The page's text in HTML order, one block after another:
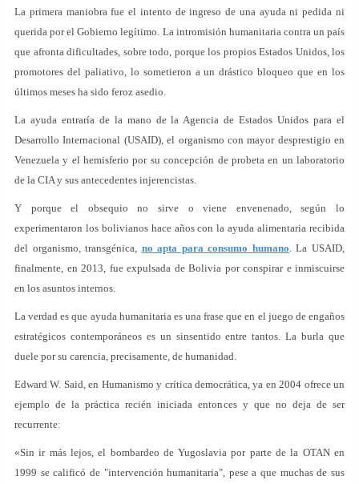
La primera maniobra fue el intento de ingreso de una ayuda ni pedida ni
querida por el Gobierno legítimo. La intromisión humanitaria contra un país
que afronta dificultades, sobre todo, porque los propios Estados Unidos, los
promotores del paliativo, lo sometieron a un drástico bloqueo que en los
últimos meses ha sido feroz asedio.
La ayuda entraría de la mano de la Agencia de Estados Unidos para el
Desarrollo Internacional (USAID), el organismo con mayor desprestigio en
Venezuela y el hemisferio por su concepción de probeta en un laboratorio
de la CIA y sus antecedentes injerencistas.
Y porque el obsequio no sirve o viene envenenado, según lo
experimentaron los bolivianos hace años con la ayuda alimentaria recibida
del organismo, transgénica, no apta para consumo humano. La USAID,
finalmente, en 2013, fue expulsada de Bolivia por conspirar e inmiscuirse
en los asuntos internos.
La verdad es que ayuda humanitaria es una frase que en el juego de engaños
estratégicos contemporáneos es un sinsentido entre tantos. La burla que
duele por su carencia, precisamente, de humanidad.
Edward W. Said, en Humanismo y crítica democrática, ya en 2004 ofrece un
ejemplo de la práctica recién iniciada entonces y que no deja de ser
recurrente:
«Sin ir más lejos, el bombardeo de Yugoslavia por parte de la OTAN en
1999 se calificó de "intervención humanitaria", pese a que muchas de sus